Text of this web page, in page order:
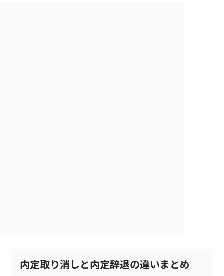
内定取り消しと内定辞退の違いまとめ